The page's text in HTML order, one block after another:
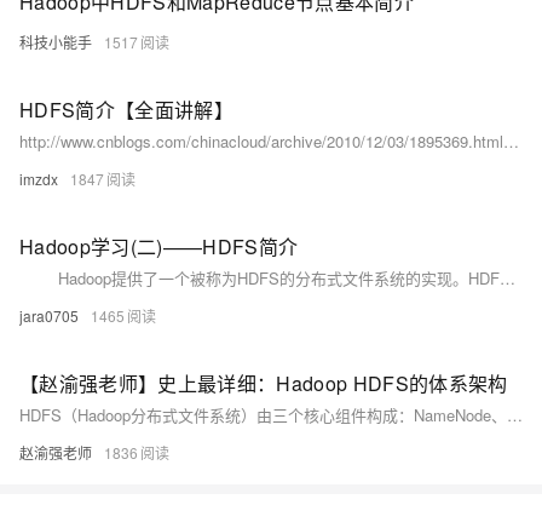
科技小能手 1517
HDFS简介【全面讲解】
http://www.cnblogs.com/chinacloud/archive/2010/12/03/1895369.html 【一】HDFS简介HDFS的基本概念1.1、数据块(block)HDFS(Hadoop Distributed File System)默认的最基本的存储单位是64M的数据块。
imzdx 1847
Hadoop学习(二)——HDFS简介
Hadoop提供了一个被称为HDFS的分布式文件系统的实现。HDFS是Hadoop系统的基础层，主要负责数据的存储、管理和容错处理，设计思想来源于Google的GFS（Google File System）文件系统。
jara0705 1465
【赵渝强老师】史上最详细：Hadoop HDFS的体系架构
HDFS（Hadoop分布式文件系统）由三个核心组件构成：NameNode、DataNode和SecondaryNameNode。NameNode负责管理文件系统的命名空间和客户端请求，维护元数据文件fsimage和edits；DataNode存储实际的数据块，默认大小为128MB；SecondaryNameNode定期合并edits日志到fsimage中，但不作为NameNode的热备份。通过这些组件的协同工作，HDFS实现了高效、可靠的大规模数据存储与管理。
赵渝强老师 1836